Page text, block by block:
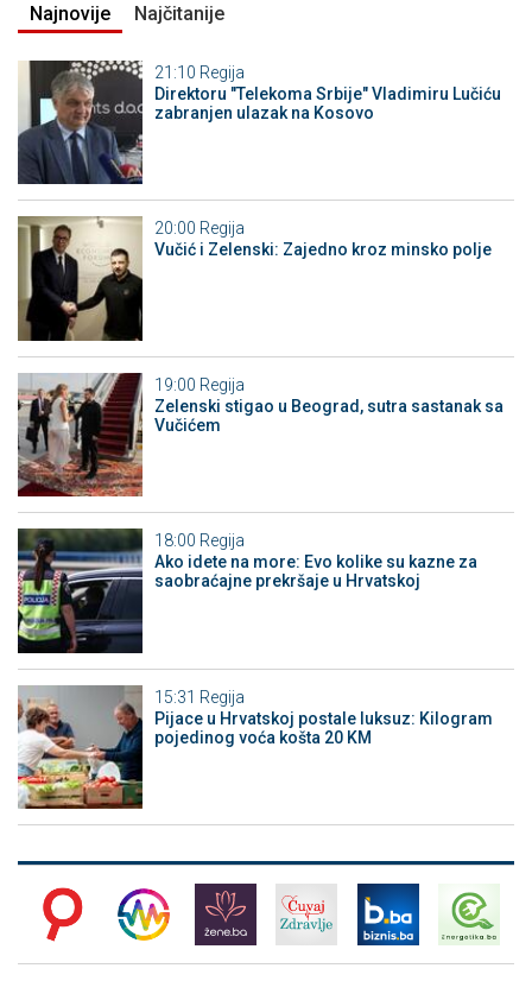
Najnovije Najčitanije
21:10 Regija
Direktoru "Telekoma Srbije" Vladimiru Lučiću
zabranjen ulazak na Kosovo
20:00 Regija
Vučić i Zelenski: Zajedno kroz minsko polje
19:00 Regija
Zelenski stigao u Beograd, sutra sastanak sa
Vučićem
18:00 Regija
Ako idete na more: Evo kolike su kazne za
saobraćajne prekršaje u Hrvatskoj
15:31 Regija
Pijace u Hrvatskoj postale luksuz: Kilogram
pojedinog voća košta 20 KM